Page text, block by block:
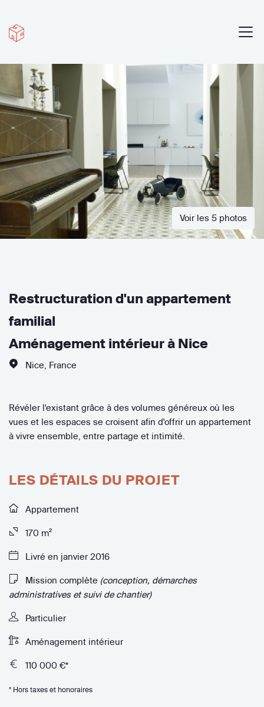
Voir les 5 photos
Restructuration d'un appartement
familial
Aménagement intérieur à Nice
Nice France
Révéler l'existant grâce à des volumes généreux où les
vues et les espaces se croisent afin d'offrir un appartement
à vivre ensemble, entre partage et intimité.
LES DÉTAILS DU PROJET
Appartement
170 m²
Livré en janvier 2016
Mission complète (conception, démarches
administratives et suivi de chantier)
Particulier
Aménagement intérieur
110 000 €*
* Hors taxes et honoraires